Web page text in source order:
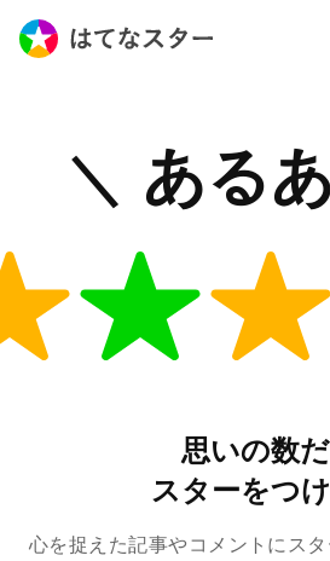
思いの数
スターをつ
心を捉えた記事やコメントにスタ